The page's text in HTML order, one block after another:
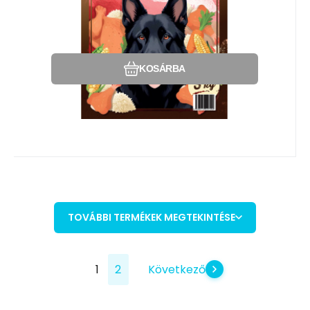
KOSÁRBA
Kedvenc
Hasonlítsa össze
TOVÁBBI TERMÉKEK MEGTEKINTÉSE
1 2 Következő